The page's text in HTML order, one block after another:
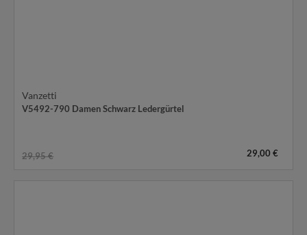
Vanzetti
V5492-790 Damen Schwarz Ledergürtel
29,95 € 29,00 €